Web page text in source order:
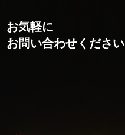
お気軽に
お問い合わせください